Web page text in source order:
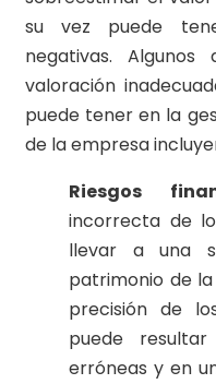
su vez puede
negativas.
valoración
puede tener en la
de la empresa
Riesgos
incorrecta de
llevar a una
patrimonio de
precisión de
puede
erróneas y en